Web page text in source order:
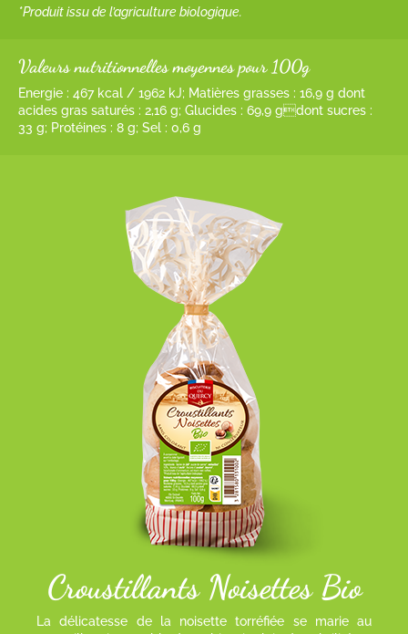
*Produit issu de l’agriculture biologique.
Valeurs nutritionnelles moyennes pour 100g
Energie : 467 kcal / 1962 kJ; Matières grasses : 16,9 g dont
acides gras saturés : 2,16 g; Glucides : 69,9 gdont sucres :
33 g; Protéines : 8 g; Sel : 0,6 g
Croustillants Noisettes Bio
La délicatesse de la noisette torréfiée se marie au